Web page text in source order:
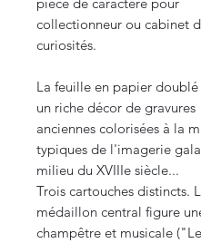
collectionneur ou cabinet
curiosités.
La feuille en papier doublé
un riche décor de gravures
anciennes colorisées à la
typiques de l'imagerie
milieu du XVIIIe siècle...
Trois cartouches distincts.
médaillon central figure
champêtre et musicale